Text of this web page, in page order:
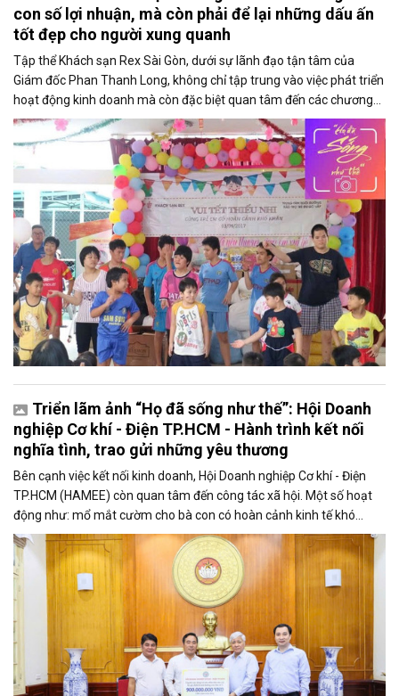
con số lợi nhuận, mà còn phải để lại những dấu ấn
tốt đẹp cho người xung quanh
Tập thể Khách sạn Rex Sài Gòn, dưới sự lãnh đạo tận tâm của
Giám đốc Phan Thanh Long, không chỉ tập trung vào việc phát triển
hoạt động kinh doanh mà còn đặc biệt quan tâm đến các chương
trình thiện nguyện và hoạt động cộng đồng.
Triển lãm ảnh “Họ đã sống như thế”: Hội Doanh
nghiệp Cơ khí - Điện TP.HCM - Hành trình kết nối
nghĩa tình, trao gửi những yêu thương
Bên cạnh việc kết nối kinh doanh, Hội Doanh nghiệp Cơ khí - Điện
TP.HCM (HAMEE) còn quan tâm đến công tác xã hội. Một số hoạt
động như: mổ mắt cườm cho bà con có hoàn cảnh kinh tế khó
khăn, mổ tim cho trẻ bệnh tim bẩm sinh, trao học bổng cho sinh
viên, xây nhà Đại đoàn kết, cứu trợ bão lụt...